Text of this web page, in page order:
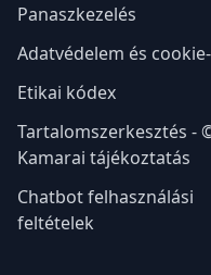
Panaszkezelés
Adatvédelem és
Etikai kódex
Tartalomszerkesztés -
Kamarai tájékoztatás
Chatbot felhasználási
feltételek